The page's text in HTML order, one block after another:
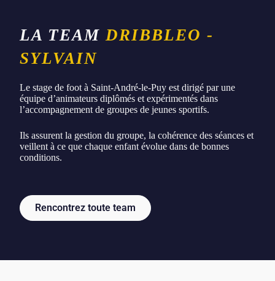
LA TEAMDRIBBLEO -
SYLVAIN
Le stage de foot à Saint-André-le-Puy est dirigé par une
équipe d’animateurs diplômés et expérimentés dans
l’accompagnement de groupes de jeunes sportifs.
Ils assurent la gestion du groupe, la cohérence des séances et
veillent à ce que chaque enfant évolue dans de bonnes
conditions.
Rencontrez toute team